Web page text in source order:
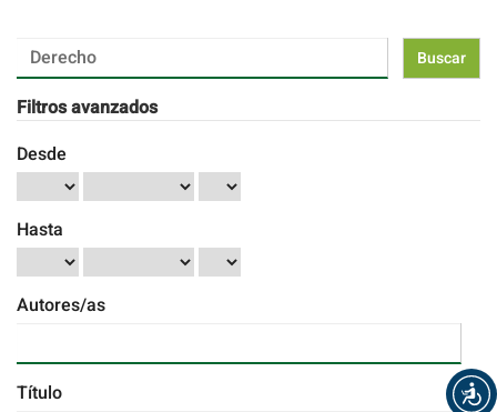
Buscar
artículos
por
Filtros avanzados
Desde
Hasta
Autores/as
Título